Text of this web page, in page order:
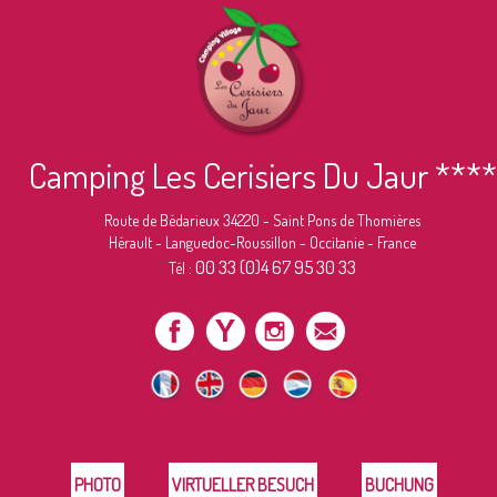
Camping Les Cerisiers Du Jaur ****
Route de Bédarieux 34220 - Saint Pons de Thomières
Hérault - Languedoc-Roussillon - Occitanie - France
Tél : 00 33 (0)4 67 95 30 33
PHOTO VIRTUELLER BESUCH BUCHUNG